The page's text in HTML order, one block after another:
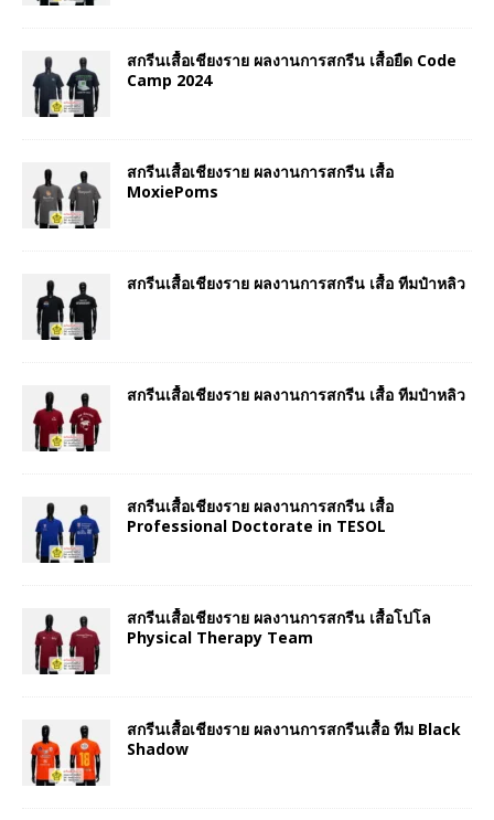
สกรีนเสื้อเชียงราย ผลงานการสกรีน เสื้อยืด Code
Camp 2024
สกรีนเสื้อเชียงราย ผลงานการสกรีน เสื้อ
MoxiePoms
สกรีนเสื้อเชียงราย ผลงานการสกรีน เสื้อ ทีมป๋าหลิว
สกรีนเสื้อเชียงราย ผลงานการสกรีน เสื้อ ทีมป๋าหลิว
สกรีนเสื้อเชียงราย ผลงานการสกรีน เสื้อ
Professional Doctorate in TESOL
สกรีนเสื้อเชียงราย ผลงานการสกรีน เสื้อโปโล
Physical Therapy Team
สกรีนเสื้อเชียงราย ผลงานการสกรีนเสื้อ ทีม Black
Shadow